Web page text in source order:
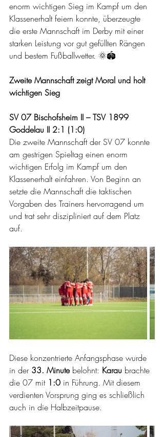
enorm wichtigen Sieg im Kampf um den
Klassenerhalt feiern konnte, überzeugte
die erste Mannschaft im Derby mit einer
starken Leistung vor gut gefüllten Rängen
und bestem Fußballwetter. 🌞🏟️
Zweite Mannschaft zeigt Moral und holt
wichtigen Sieg
SV 07 Bischofsheim II – TSV 1899
Goddelau II 2:1 (1:0)
Die zweite Mannschaft der SV 07 konnte
am gestrigen Spieltag einen enorm
wichtigen Erfolg im Kampf um den
Klassenerhalt einfahren. Von Beginn an
setzte die Mannschaft die taktischen
Vorgaben des Trainers hervorragend um
und trat sehr diszipliniert auf dem Platz
auf.
Diese konzentrierte Anfangsphase wurde
in der 33. Minute belohnt: Karau brachte
die 07 mit 1:0 in Führung. Mit diesem
verdienten Vorsprung ging es schließlich
auch in die Halbzeitpause.